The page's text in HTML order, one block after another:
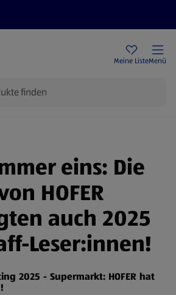
Meine ListeMenü
eins: Die
HOFER
auch 2025
Leser:innen!
2025 - Supermarkt: HOFER hat